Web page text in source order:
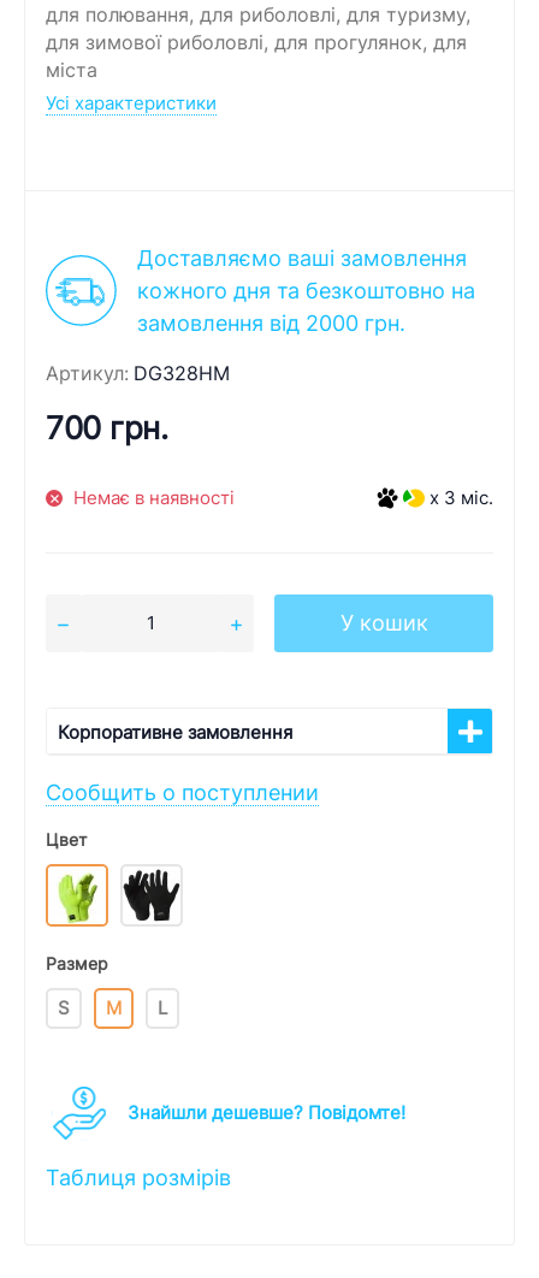
для полювання, для риболовлі, для туризму,
для зимової риболовлі, для прогулянок, для
міста
Усі характеристики
Доставляємо ваші замовлення
кожного дня та безкоштовно на
замовлення від 2000 грн.
Артикул: DG328HM
700 грн.
Немає в наявності x 3 міс.
У кошик
Корпоративне замовлення
Сообщить о поступлении
Цвет
Размер
S M L
Знайшли дешевше? Повідомте!
Таблиця розмірів